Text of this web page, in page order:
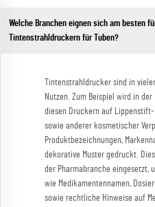
Welche Branchen eignen sich am besten
Tintenstrahldruckern für Tuben?
Tintenstrahldrucker sind in
Nutzen. Zum Beispiel wird in
diesen Druckern auf
sowie anderer kosmetischer
Produktbezeichnungen,
dekorative Muster gedruckt.
der Pharmabranche eingesetzt,
wie Medikamentennamen,
sowie rechtliche Hinweise auf